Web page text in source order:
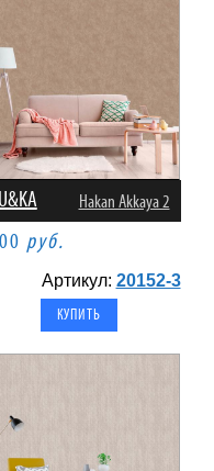
Hakan Akkaya 2
руб.
Артикул: 20152-3